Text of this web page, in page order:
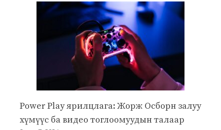
Power Play ярилцлага: Жорж Осборн залуу
хүмүүс ба видео тоглоомуудын талаар